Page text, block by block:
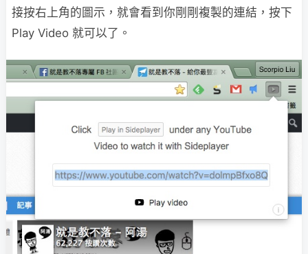
接按右上角的圖示，就會看到你剛剛複製的連結，按下
Play Video 就可以了。